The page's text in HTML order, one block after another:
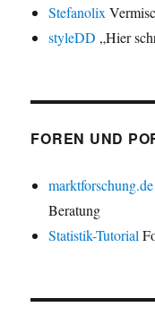
Stefanolix
styleDD „Hier
FOREN UND
marktforschung.de
Beratung
Statistik-Tutorial